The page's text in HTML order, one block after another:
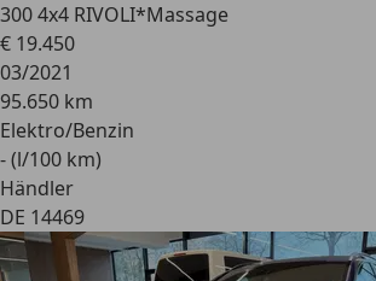
300 4x4 RIVOLI*Massage
€ 19.450
03/2021
95.650 km
Elektro/Benzin
- (l/100 km)
Händler
DE 14469